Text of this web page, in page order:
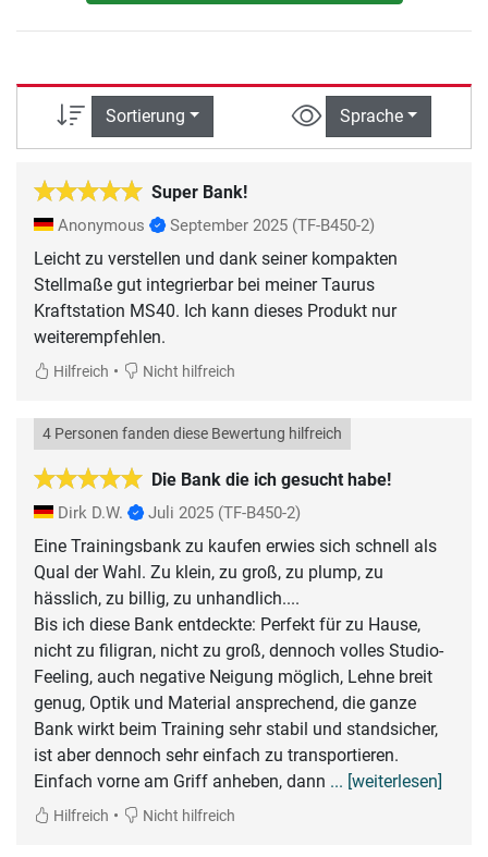
Sortierung Sprache
Super Bank!
Anonymous September 2025 (TF-B450-2)
Leicht zu verstellen und dank seiner kompakten
Stellmaße gut integrierbar bei meiner Taurus
Kraftstation MS40. Ich kann dieses Produkt nur
weiterempfehlen.
Hilfreich • Nicht hilfreich
Die Bank die ich gesucht habe!
4 Personen fanden diese Bewertung hilfreich
Dirk D.W. Juli 2025 (TF-B450-2)
Eine Trainingsbank zu kaufen erwies sich schnell als
Qual der Wahl. Zu klein, zu groß, zu plump, zu
hässlich, zu billig, zu unhandlich....
Bis ich diese Bank entdeckte: Perfekt für zu Hause,
nicht zu filigran, nicht zu groß, dennoch volles Studio-
Feeling, auch negative Neigung möglich, Lehne breit
genug, Optik und Material ansprechend, die ganze
Bank wirkt beim Training sehr stabil und standsicher,
ist aber dennoch sehr einfach zu transportieren.
Einfach vorne am Griff anheben, dann ... [weiterlesen]
Hilfreich • Nicht hilfreich